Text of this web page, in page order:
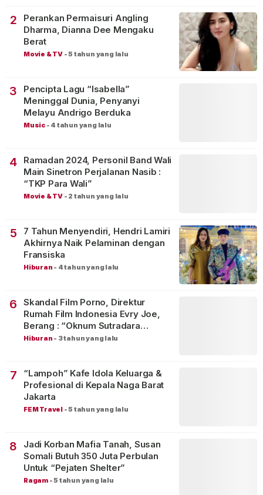
2
Perankan Permaisuri Angling
Dharma, Dianna Dee Mengaku
Berat
Movie & TV -5 tahun yang lalu
3
Pencipta Lagu “Isabella”
Meninggal Dunia, Penyanyi
Melayu Andrigo Berduka
Music - 4 tahun yang lalu
4
Ramadan 2024, Personil Band Wali
Main Sinetron Perjalanan Nasib :
“TKP Para Wali”
Movie & TV - 2 tahun yang lalu
5
7 Tahun Menyendiri, Hendri Lamiri
Akhirnya Naik Pelaminan dengan
Fransiska
Hiburan - 4 tahun yang lalu
6
Skandal Film Porno, Direktur
Rumah Film Indonesia Evry Joe,
Berang : “Oknum Sutradara
Merusak Perfilman Indonesia”!
Hiburan - 3 tahun yang lalu
7
“Lampoh” Kafe Idola Keluarga &
Profesional di Kepala Naga Barat
Jakarta
FEM Travel -5 tahun yang lalu
8
Jadi Korban Mafia Tanah, Susan
Somali Butuh 350 Juta Perbulan
Untuk “Pejaten Shelter”
Ragam -5 tahun yang lalu